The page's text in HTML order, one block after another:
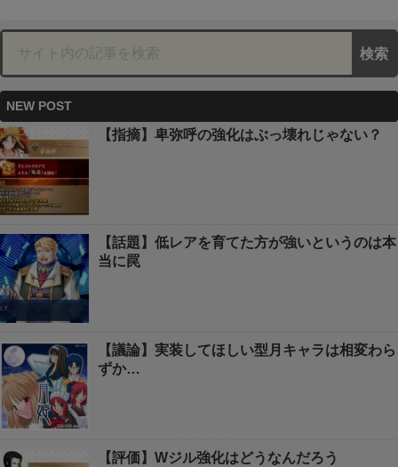
NEW POST
【指摘】卑弥呼の強化はぶっ壊れじゃない？
【話題】低レアを育てた方が強いというのは本
当に罠
【議論】実装してほしい型月キャラは相変わら
ずか…
【評価】Wジル強化はどうなんだろう